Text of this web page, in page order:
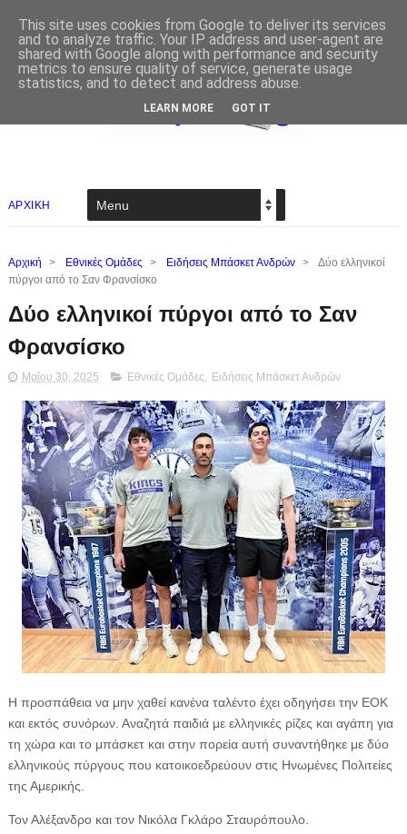
ΑΡΧΙΚΗ
Αρχική > Εθνικές Ομάδες > Ειδήσεις Μπάσκετ Ανδρών >
Δύο ελληνικοί
πύργοι από το Σαν Φρανσίσκο
Δύο ελληνικοί πύργοι από το Σαν
Φρανσίσκο
Μαΐου 30, 2025 Εθνικές Ομάδες, Ειδήσεις Μπάσκετ Ανδρών
Η προσπάθεια να μην χαθεί κανένα ταλέντο έχει οδηγήσει την ΕΟΚ
και εκτός συνόρων. Αναζητά παιδιά με ελληνικές ρίζες και αγάπη για
τη χώρα και το μπάσκετ και στην πορεία αυτή συναντήθηκε με δύο
ελληνικούς πύργους που κατοικοεδρεύουν στις Ηνωμένες Πολιτείες
της Αμερικής.
Τον Αλέξανδρο και τον Νικόλα Γκλάρο Σταυρόπουλο.
This site uses cookies from Google to deliver its services
and to analyze traffic. Your IP address and user-agent are
shared with Google along with performance and security
metrics to ensure quality of service, generate usage
statistics, and to detect and address abuse.
LEARN MORE GOT IT